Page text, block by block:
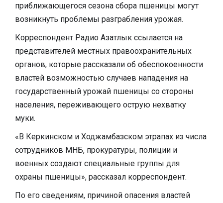
приближающегося сезона сбора пшеницы могут
возникнуть проблемы разграбления урожая.
Корреспондент Радио Азатлык ссылается на
представителей местных правоохранительных
органов, которые рассказали об обеспокоенности
властей возможностью случаев нападения на
государственный урожай пшеницы со стороны
населения, переживающего острую нехватку
муки.
«В Керкинском и Ходжамбазском этрапах из числа
сотрудников МНБ, прокуратуры, полиции и
военных создают специальные группы для
охраны пшеницы», рассказал корреспондент.
По его сведениям, причиной опасения властей